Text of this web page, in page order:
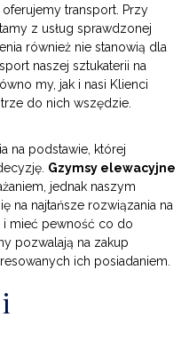
transport. Przy
z usług sprawdzonej
również nie stanowią dla
naszej sztukaterii na
my, jak i nasi Klienci
do nich wszędzie.
na podstawie, której
Gzymsy elewacyjne
jednak naszym
na najtańsze rozwiązania na
i mieć pewność co do
pozwalają na zakup
ich posiadaniem.